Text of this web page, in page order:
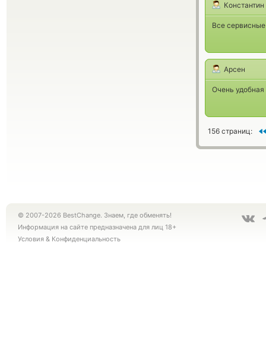
Константин
Все
Арсен
Очень удобная
156 страниц:
© 2007-2026 BestChange. Знаем, где обменять!
Информация на сайте предназначена для лиц 18+
Условия & Конфиденциальность